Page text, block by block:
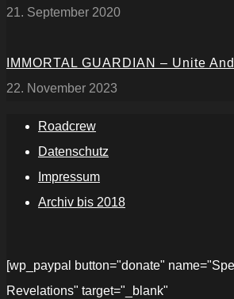
21. September 2020
IMMORTAL GUARDIAN – Unite
22. November 2023
Roadcrew
Datenschutz
Impressum
Archiv bis 2018
[wp_paypal button="donate"
Revelations" target="_blank"